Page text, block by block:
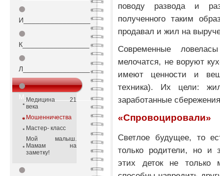
⚫
И_________________
⚫
К_________________
⚫
Л_________________
⚫
М_________________
Медицина 21
века
Мошенничества
Мастер- класс
Мой малыш.
Мамам на
заметку!
⚫
поводу развода и
полученного таким
продавал и жил на
Современные
мелочатся, не воруют
имеют ценности и
техника). Их цели:
заработанные
«Спровоцировали»
Светлое будущее, то
только родители, но и
этих деток не